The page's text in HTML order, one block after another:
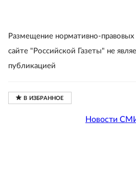
Размещение нормативно-правовых
сайте "Российской Газеты" не
публикацией
Новости